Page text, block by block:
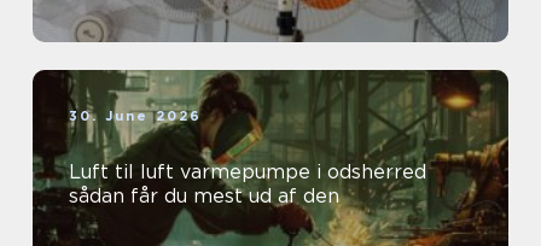
30. June 2026
Luft til luft varmepumpe i odsherred
sådan får du mest ud af den